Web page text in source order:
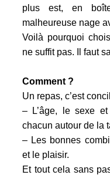
plus est, en
malheureuse nage
Voilà pourquoi
ne suffit pas. Il faut
Comment ?
Un repas, c’est
– L’âge, le sexe
chacun autour de la
– Les bonnes
et le plaisir.
Et tout cela sans